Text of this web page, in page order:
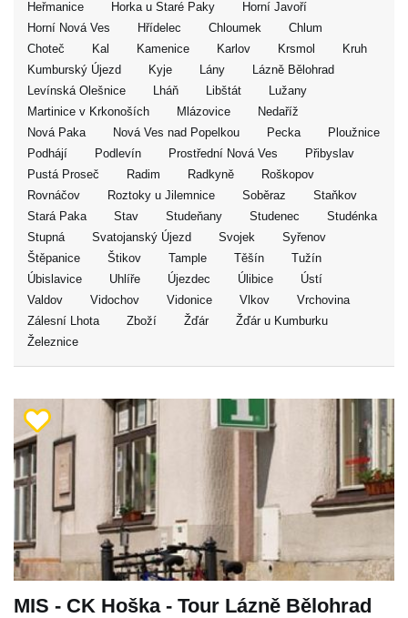
Heřmanice Horka u Staré Paky
Horní Javoří
Horní Nová Ves
Hřídelec Chloumek
Chlum
Choteč
Kal Kamenice Karlov Krsmol
Kruh
Kumburský Újezd
Kyje Lány
Lázně Bělohrad
Levínská Olešnice
Lháň Libštát
Lužany
Martinice v Krkonoších
Mlázovice
Nedaříž
Nová Paka
Nová Ves nad Popelkou Pecka
Ploužnice
Podhájí
Podlevín Prostřední Nová Ves
Přibyslav
Pustá Proseč
Radim Radkyně
Roškopov
Rovnáčov
Roztoky u Jilemnice Soběraz
Staňkov
Stará Paka
Stav Studeňany Studenec
Studénka
Stupná
Svatojanský Újezd Svojek
Syřenov
Štěpanice
Štikov Tample Těšín
Tužín
Úbislavice
Uhlíře Újezdec Úlibice
Ústí
Valdov
Vidochov Vidonice Vlkov
Vrchovina
Zálesní Lhota
Zboží Žďár
Žďár u Kumburku
Železnice
MIS - CK Hoška - Tour Lázně Bělohrad